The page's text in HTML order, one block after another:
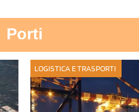
Porti
LOGISTICA E TRASPORTI